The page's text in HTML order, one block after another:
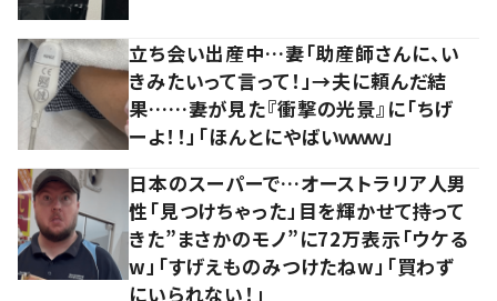
立ち会い出産中…妻「助産師さんに、い
きみたいって言って！」→夫に頼んだ結
果……妻が見た『衝撃の光景』に「ちげ
ーよ！！」「ほんとにやばいｗｗｗ」
日本のスーパーで…オーストラリア人男
性「見つけちゃった」目を輝かせて持って
きた”まさかのモノ”に72万表示「ウケる
w」「すげえものみつけたねw」「買わず
にいられない！」